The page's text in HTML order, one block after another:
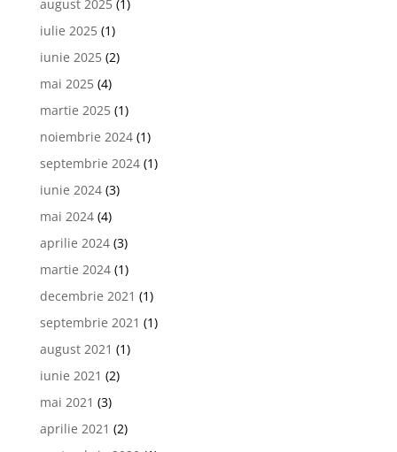
august 2025(1)
iulie 2025(1)
iunie 2025(2)
mai 2025(4)
martie 2025(1)
noiembrie 2024(1)
septembrie 2024(1)
iunie 2024(3)
mai 2024(4)
aprilie 2024(3)
martie 2024(1)
decembrie 2021 (1)
septembrie 2021 (1)
august 2021 (1)
iunie 2021 (2)
mai 2021 (3)
aprilie 2021 (2)